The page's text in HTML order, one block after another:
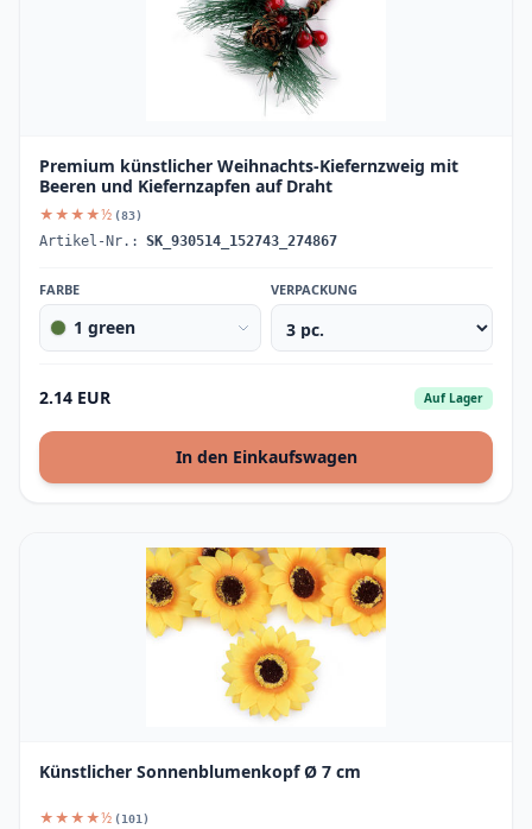
Premium künstlicher Weihnachts-Kiefernzweig mit
Beeren und Kiefernzapfen auf Draht
★★★★½ (83)
Artikel-Nr.: SK_930514_152743_274867
FARBE
1 green
VERPACKUNG
2.14 EUR Auf Lager
In den Einkaufswagen
Künstlicher Sonnenblumenkopf Ø 7 cm
★★★★½ (101)